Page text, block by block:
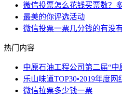
微信投票怎么花钱买票数？
最美的你评选活动
微信投票一票几分钱的有没有
热门内容
中原石油工程公司第二届“
乐山味道TOP30•2019年度网
微信拉票多少钱一票